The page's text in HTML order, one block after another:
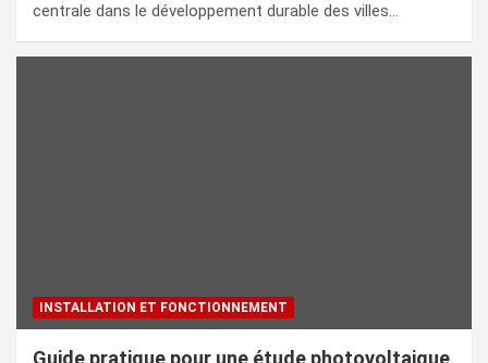
centrale dans le développement durable des villes…
INSTALLATION ET FONCTIONNEMENT
Guide pratique pour une étude photovoltaique